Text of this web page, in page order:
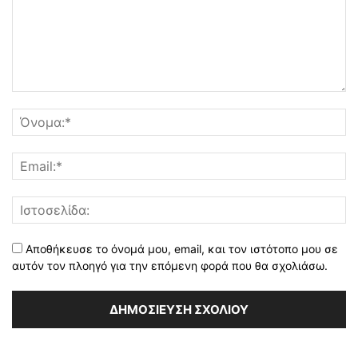
Αποθήκευσε το όνομά μου, email, και τον ιστότοπο μου σε
αυτόν τον πλοηγό για την επόμενη φορά που θα σχολιάσω.